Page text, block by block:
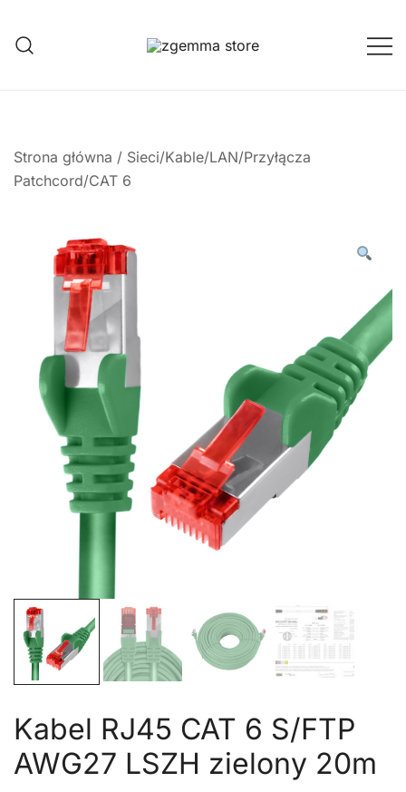
treści
Strona główna / Sieci/Kable/LAN/Przyłącza
Patchcord/CAT 6
Kabel RJ45 CAT 6 S/FTP
AWG27 LSZH zielony 20m